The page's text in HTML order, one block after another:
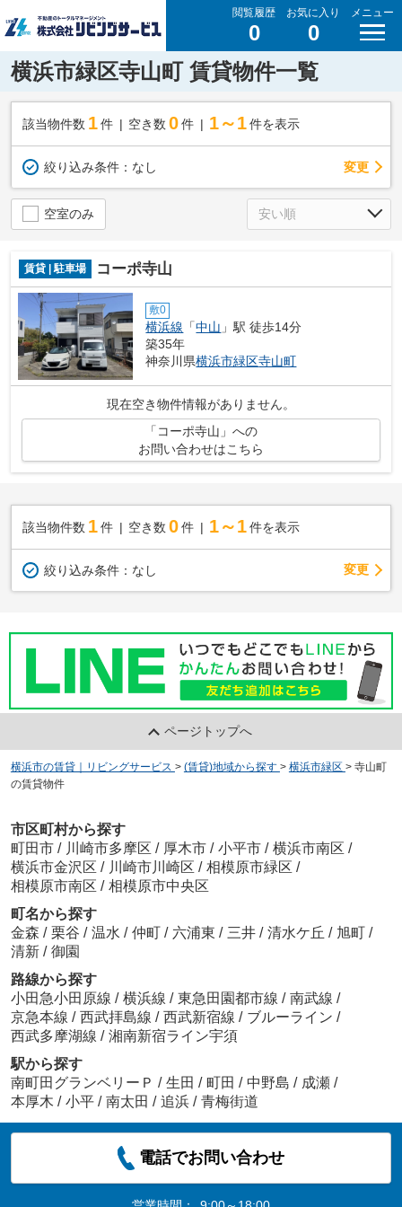
閲覧履歴
0
お気に入り
0
メニュー
横浜市緑区寺山町 賃貸物件一覧
該当物件数 1件 空き数 0 件 1～1 件を表示
絞り込み条件： なし 変更
空室のみ
賃貸 | 駐車場 コーポ寺山
敷0
横浜線 「中山 」駅 徒歩14分
築35年
神奈川県横浜市緑区寺山町
現在空き物件情報がありません。
「コーポ寺山」への
お問い合わせはこちら
該当物件数 1件 空き数 0 件 1～1 件を表示
絞り込み条件： なし 変更
ページトップへ
横浜市の賃貸｜リビングサービス > (賃貸)地域から探す > 横浜市緑区 > 寺山町
の賃貸物件
市区町村から探す
町田市 / 川崎市多摩区 / 厚木市 / 小平市 / 横浜市南区 /
横浜市金沢区 / 川崎市川崎区 / 相模原市緑区 /
相模原市南区 / 相模原市中央区
町名から探す
金森 / 栗谷 / 温水 / 仲町 / 六浦東 / 三井 / 清水ケ丘 / 旭町 /
清新 / 御園
路線から探す
小田急小田原線 / 横浜線 / 東急田園都市線 / 南武線 /
京急本線 / 西武拝島線 / 西武新宿線 / ブルーライン /
西武多摩湖線 / 湘南新宿ライン宇須
駅から探す
南町田グランベリーＰ / 生田 / 町田 / 中野島 / 成瀬 /
本厚木 / 小平 / 南太田 / 追浜 / 青梅街道
電話でお問い合わせ